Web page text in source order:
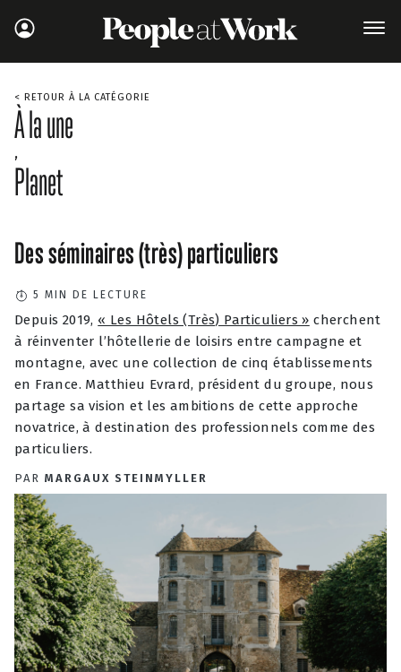
< RETOUR À LA CATÉGORIE
À la une
,
Planet
Des séminaires (très) particuliers
5 MIN DE LECTURE
Depuis 2019, « Les Hôtels (Très) Particuliers » cherchent
à réinventer l’hôtellerie de loisirs entre campagne et
montagne, avec une collection de cinq établissements
en France. Matthieu Evrard, président du groupe, nous
partage sa vision et les ambitions de cette approche
novatrice, à destination des professionnels comme des
particuliers.
PAR MARGAUX STEINMYLLER